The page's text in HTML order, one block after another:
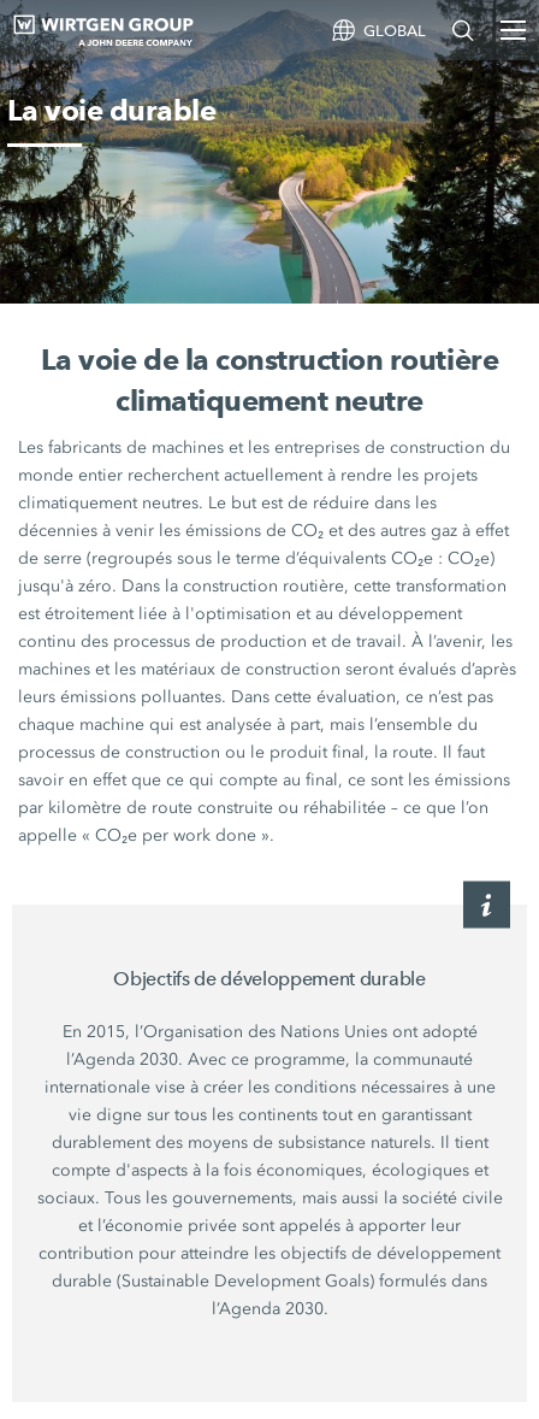
GLOBAL
La voie durable
La voie de la construction routière
climatiquement neutre
Les fabricants de machines et les entreprises de construction du
monde entier recherchent actuellement à rendre les projets
climatiquement neutres. Le but est de réduire dans les
décennies à venir les émissions de CO₂ et des autres gaz à effet
de serre (regroupés sous le terme d’équivalentsCO₂e : CO₂e)
jusqu'à zéro. Dans la construction routière, cette transformation
est étroitement liée à l'optimisation et au développement
continu des processus de production et de travail. À l’avenir, les
machines et les matériaux de construction seront évalués d’après
leurs émissions polluantes. Dans cette évaluation, ce n’est pas
chaque machine qui est analysée à part, mais l’ensemble du
processus de construction ou le produit final, la route. Il faut
savoir en effet que ce qui compte au final, ce sont les émissions
par kilomètre de route construite ou réhabilitée – ce que l’on
appelle « CO₂e per workdone ».
Objectifs de développement durable
En 2015, l’Organisation des Nations Uniesont adopté
l’Agenda 2030. Avec ce programme, la communauté
internationale vise à créer les conditions nécessaires à une
vie digne sur tous les continents tout en garantissant
durablement des moyens de subsistance naturels. Il tient
compte d'aspects à la fois économiques, écologiques et
sociaux. Tous les gouvernements, mais aussi la société civile
et l’économie privée sont appelés à apporter leur
contribution pour atteindre les objectifs de développement
durable (Sustainable Development Goals) formulés dans
l’Agenda 2030.